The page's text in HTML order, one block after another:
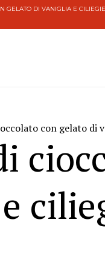
GELATO DI VANIGLIA E CILIEGIE
con gelato di